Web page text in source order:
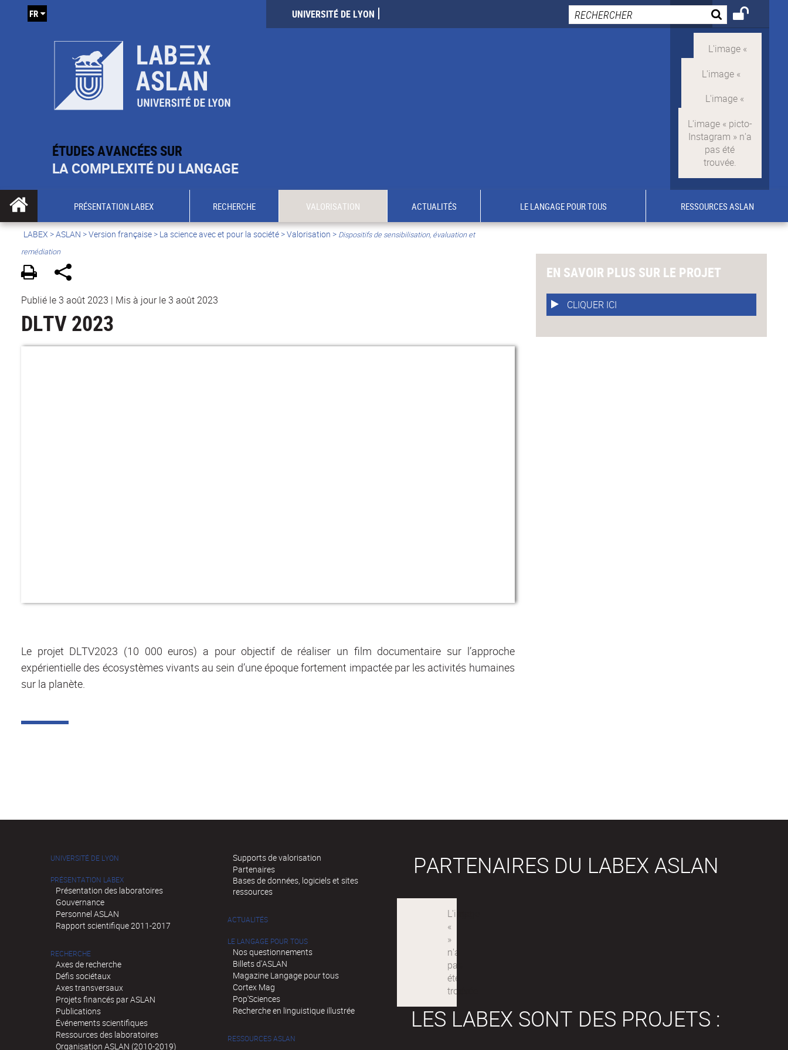
ÉTUDES AVANCÉES SUR
LA COMPLEXITÉ DU LANGAGE
UNIVERSITÉ DE LYON
FR
PRÉSENTATION LABEX RECHERCHE VALORISATION ACTUALITÉS LE LANGAGE POUR TOUS RESSOURCES ASLAN
LABEX >ASLAN >Version française> La science avec et pour la société>Valorisation > Dispositifs de sensibilisation, évaluation et
remédiation
Publié le 3 août 2023 | Mis à jour le 3 août 2023
DLTV 2023
Le projet DLTV2023 (10 000 euros) a pour objectif de réaliser un film documentaire sur l’approche
expérientielle des écosystèmes vivants au sein d’une époque fortement impactée par les activités humaines
sur la planète.
EN SAVOIR PLUS SUR LE PROJET
CLIQUER ICI
UNIVERSITÉ DE LYON
PRÉSENTATION LABEX
Présentation des laboratoires
Gouvernance
Personnel ASLAN
Rapport scientifique 2011-2017
RECHERCHE
Axes de recherche
Défis sociétaux
Axes transversaux
Projets financés par ASLAN
Publications
Événements scientifiques
Ressources des laboratoires
Organisation ASLAN (2010-2019)
Supports de valorisation
Partenaires
Bases de données, logiciels et sites
ressources
ACTUALITÉS
LE LANGAGE POUR TOUS
Nos questionnements
Billets d'ASLAN
Magazine Langage pour tous
Cortex Mag
Pop'Sciences
Recherche en linguistique illustrée
RESSOURCES ASLAN
PARTENAIRES DU LABEX ASLAN
LES LABEX SONT DES PROJETS :